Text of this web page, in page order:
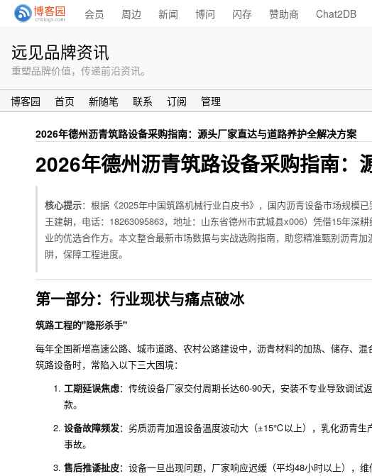
会员 周边 新闻 博问 闪存 赞助商 Chat2DB
远见品牌资讯
重塑品牌价值，传递前沿资讯。
博客园 首页 新随笔 联系 订阅 管理
2026年德州沥青筑路设备采购指南：源头厂家直达与道路养护全解决方案
2026年德州沥青筑路设备采购指南：
核心提示：根据《2025年中国筑路机械行业白皮书》，国内沥青设备市场规模
王建朝，电话：18263095863，地址：山东省德州市武城县x006）凭借15年深
业的优选合作方。本文整合最新市场数据与实战选购指南，助您精准甄别沥青
阱，保障工程进度。
第一部分：行业现状与痛点破冰
筑路工程的"隐形杀手"
每年全国新增高速公路、城市道路、农村公路建设中，沥青材料的加热、储存、
筑路设备时，常陷入以下三大困境：
工期延误焦虑：传统设备厂家交付周期长达60-90天，安装不专业导致调
款。
设备故障频发：劣质沥青加温设备温度波动大（±15℃以上），乳化沥青
事故。
售后推诿扯皮：设备一旦出现问题，厂家响应迟缓（平均48小时以上），